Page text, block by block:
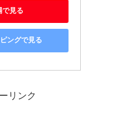
で見る
ングで見る
リンク